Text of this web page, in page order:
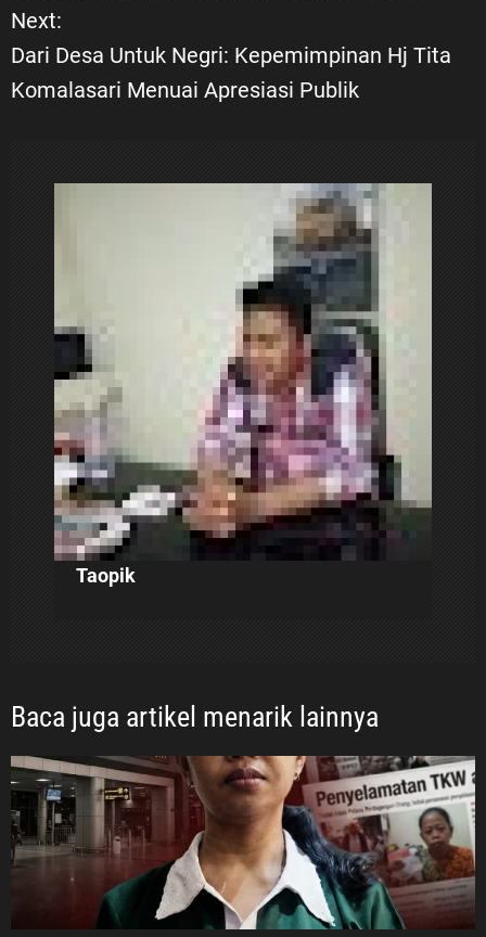
v
i
Next:
Dari Desa Untuk Negri: Kepemimpinan Hj Tita
Komalasari Menuai Apresiasi Publik
Taopik
Baca juga artikel menarik lainnya